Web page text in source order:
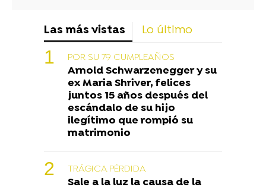
Las más vistas Lo último
POR SU 79 CUMPLEAÑOS
Arnold Schwarzenegger y su
ex Maria Shriver, felices
juntos 15 años después del
escándalo de su hijo
ilegítimo que rompió su
matrimonio
TRÁGICA PÉRDIDA
Sale a la luz la causa de la